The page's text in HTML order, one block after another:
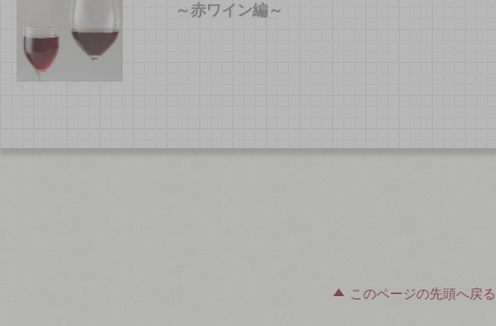
～赤ワイン編～
このページの先頭へ戻る